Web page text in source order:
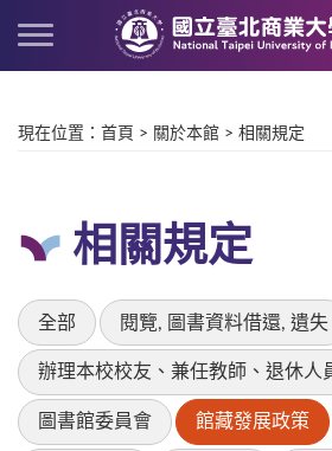
現在位置 ： 首頁 > 關於本館 > 相關規定
相關規定
全部 閱覽, 圖書資料借還, 遺失
辦理本校校友、兼任教師、退休人
圖書館委員會 館藏發展政策